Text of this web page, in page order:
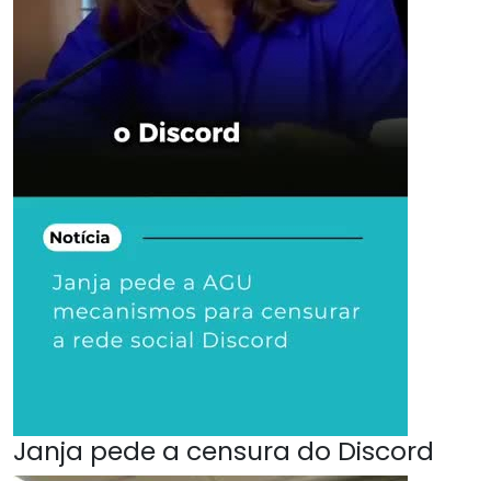
Janja pede a censura do Discord